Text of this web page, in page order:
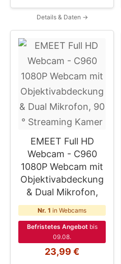
Details & Daten →
EMEET Full HD
Webcam - C960
1080P Webcam mit
Objektivabdeckung
& Dual Mikrofon,
Nr. 1 in Webcams
Befristetes Angebot bis
09.08.
23,99 €